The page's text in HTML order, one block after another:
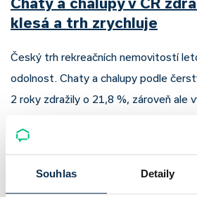
Souhlas Detaily
klesá a trh zrychluje
Český trh rekreačních nemovitostí
odolnost. Chaty a chalupy podle
2 roky zdražily o 21,8 %, zároveň ale
Pavel Pohanka